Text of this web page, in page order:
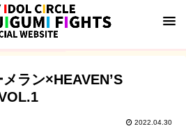
ラン×HEAVEN’S
2022.04.30